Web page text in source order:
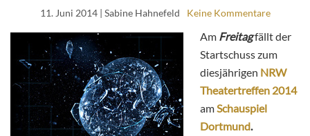
11. Juni 2014| Sabine Hahnefeld Keine Kommentare
Am Freitagfällt der
Startschuss zum
diesjährigen NRW
Theatertreffen 2014
amSchauspiel
Dortmund.